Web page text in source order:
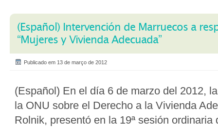
(Español) Intervención de Marruecos a
“Mujeres y Vivienda Adecuada”
Publicado em 13 de março de 2012
(Español) En el día 6 de marzo del 2012,
la ONU sobre el Derecho a la Vivienda
Rolnik, presentó en la 19ª sesión ordinaria